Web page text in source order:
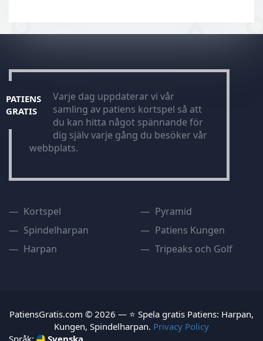
PATIENS
GRATIS
Varje dag uppdaterar vi vår
samling av patiens kortspel så att
du kan hitta något spännande för
dig själv varje gång du besöker vår
webbplats.
Kortspel
Spindelharpan
Harpan
Pyramid
Patiens Kungen
Tripeaks och Golf
PatiensGratis.com © 2026 — ⭐ Spela gratis Patiens: Harpan,
Kungen, Spindelharpan. Privacy Policy
Språk:
Svenska